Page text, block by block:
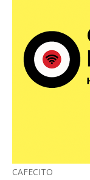
CAFECITO